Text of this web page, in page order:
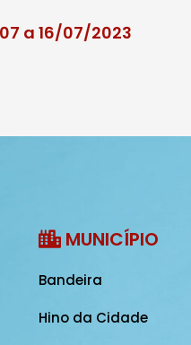
a 16/07/2023
MUNICÍPIO
Bandeira
Hino da Cidade